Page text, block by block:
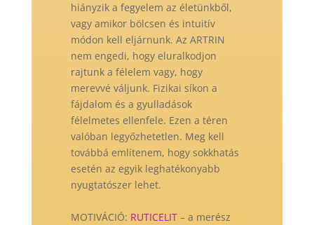
hiányzik a fegyelem az életünkből,
vagy amikor bölcsen és intuitív
módon kell eljárnunk. Az ARTRIN
nem engedi, hogy eluralkodjon
rajtunk a félelem vagy, hogy
merevvé váljunk. Fizikai síkon a
fájdalom és a gyulladások
félelmetes ellenfele. Ezen a téren
valóban legyőzhetetlen. Meg kell
továbbá említenem, hogy sokkhatás
esetén az egyik leghatékonyabb
nyugtatószer lehet.
MOTIVÁCIÓ: RUTICELIT– a merész